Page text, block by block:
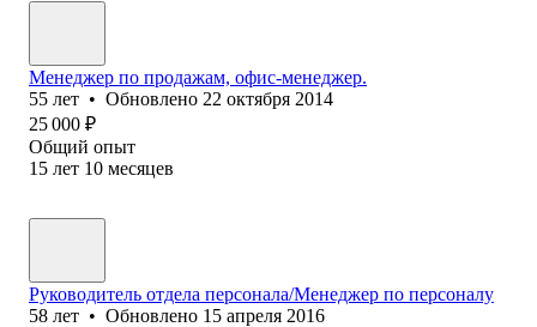
Менеджер по продажам, офис-менеджер.
55 лет • Обновлено 22 октября 2014
25 000 ₽
Общий опыт
15 лет 10 месяцев
Руководитель отдела персонала/Менеджер по персоналу
58 лет • Обновлено 15 апреля 2016